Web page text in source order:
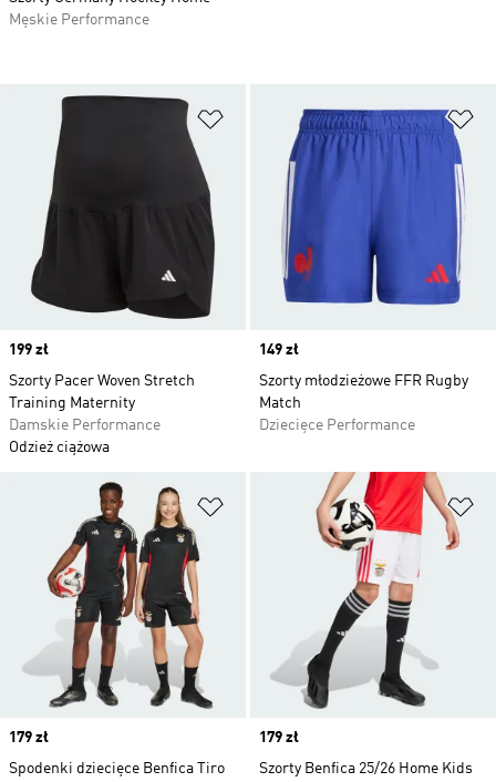
Dodaj do listy życzeń
Price
199 zł
Szorty Pacer Woven Stretch
Training Maternity
Damskie Performance
Odzież ciążowa
Price
149 zł
Szorty młodzieżowe FFR Rugby
Match
Dziecięce Performance
Dodaj do listy życzeń
Price
179 zł
Spodenki dziecięce Benfica Tiro
Price
179 zł
Szorty Benfica 25/26 Home Kids
Męskie Performance